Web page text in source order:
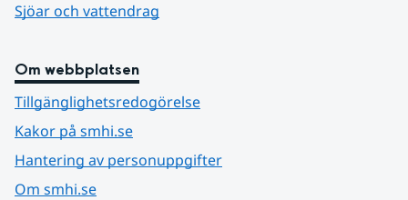
Sjöar och vattendrag
Om webbplatsen
Tillgänglighetsredogörelse
Kakor på smhi.se
Hantering av personuppgifter
Om smhi.se